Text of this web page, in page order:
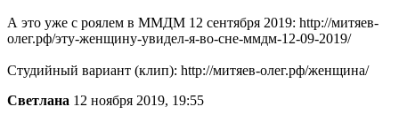
А это уже с роялем в ММДМ 12 сентября 2019: http://митяев-
олег.рф/эту-женщину-увидел-я-во-сне-ммдм-12-09-2019/
Студийный вариант (клип): http://митяев-олег.рф/женщина/
Светлана 12 ноября 2019, 19:55